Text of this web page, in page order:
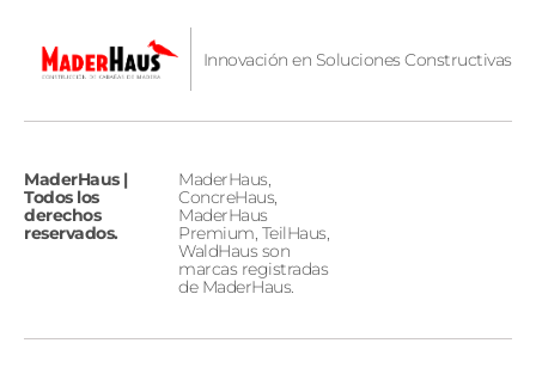
Innovación en Soluciones Constructivas
MaderHaus |
Todos los
derechos
reservados.
MaderHaus,
ConcreHaus,
MaderHaus
Premium, TeilHaus,
WaldHaus son
marcas registradas
de MaderHaus.